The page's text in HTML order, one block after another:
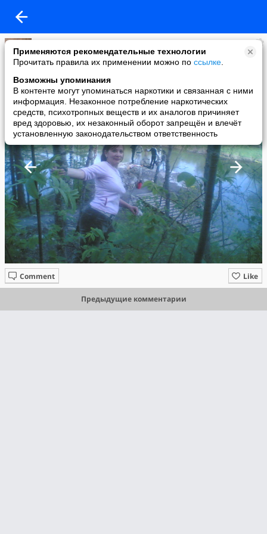
Применяются рекомендательные технологии
Прочитать правила их применении можно по ссылке
Возможны упоминания
В контенте могут упоминаться наркотики и связанная с ними
информация. Незаконное потребление наркотических
средств, психотропных веществ и их аналогов причиняет
вред здоровью, их незаконный оборот запрещён и влечёт
установленную законодательством ответственность
Александр
added a photo
30 May в 11:21
Like
Comment
Предыдущие комментарии